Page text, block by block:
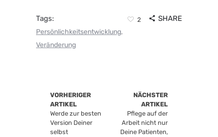
Tags:
Persönlichkeitsentwicklung,
Veränderung
2 SHARE
VORHERIGER
ARTIKEL
Werde zur besten
Version Deiner
selbst
NÄCHSTER
ARTIKEL
Pflege auf der
Arbeit nicht nur
Deine Patienten,